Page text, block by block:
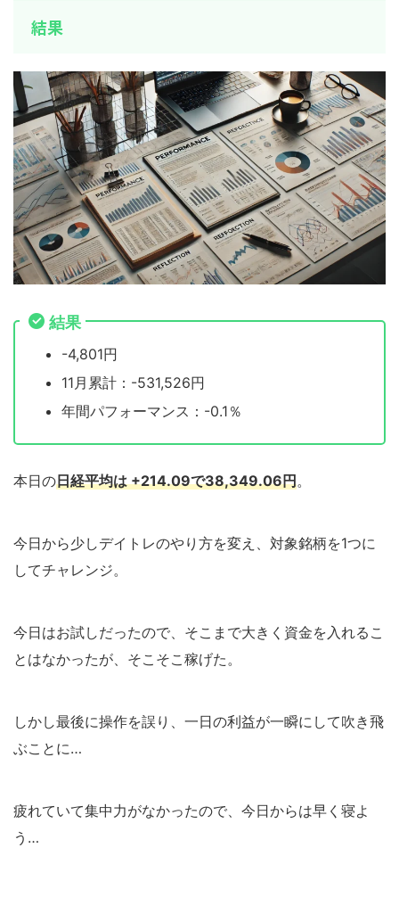
結果
結果
-4,801円
11月累計：-531,526円
年間パフォーマンス：-0.1％
本日の日経平均は +214.09で38,349.06円。
今日から少しデイトレのやり方を変え、対象銘柄を1つに
してチャレンジ。
今日はお試しだったので、そこまで大きく資金を入れるこ
とはなかったが、そこそこ稼げた。
しかし最後に操作を誤り、一日の利益が一瞬にして吹き飛
ぶことに…
疲れていて集中力がなかったので、今日からは早く寝よ
う…